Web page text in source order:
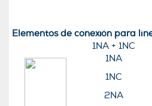
Elementos de conexión para
1NA + 1NC
1NA
1NC
2NA